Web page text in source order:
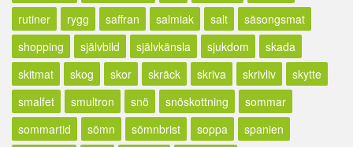
rutiner
rygg saffran salmiak salt
säsongsmat
shopping
självbild självkänsla sjukdom
skada
skitmat
skog skor skräck skriva skrivliv
skytte
smalfet
smultron snö snöskottning
sommar
sommartid
sömn sömnbrist soppa
spanien